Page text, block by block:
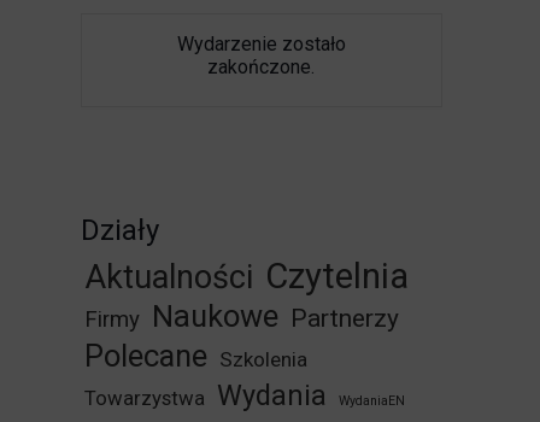
Wydarzenie zostało
zakończone.
Działy
Aktualności Czytelnia
Firmy Naukowe Partnerzy
Polecane Szkolenia
Towarzystwa Wydania WydaniaEN